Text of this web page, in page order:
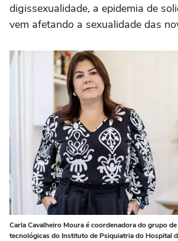
digissexualidade, a epidemia de
vem afetando a sexualidade das
Carla Cavalheiro Moura é coordenadora do grupo
tecnológicas do Instituto de Psiquiatria do Hospital